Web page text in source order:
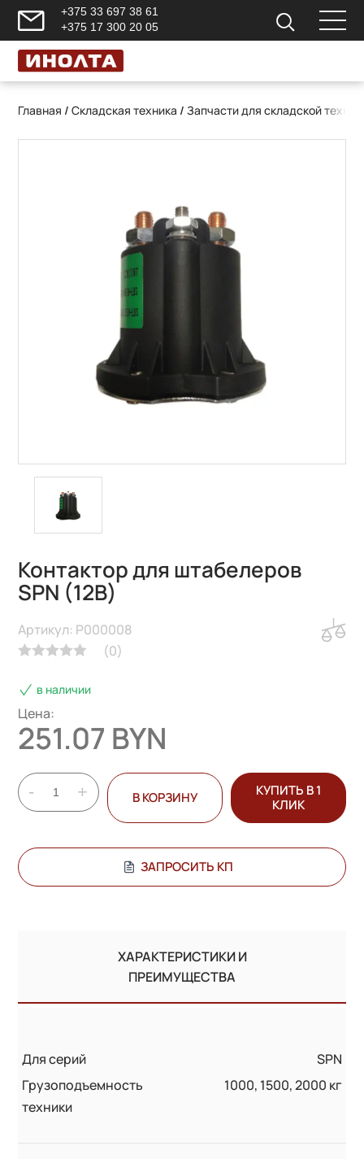
+375 33 697 38 61
+375 17 300 20 05
Главная /Складская техника /Запчасти для складской
Контактор для штабелеров
SPN (12В)
(0)
Артикул: P000008
в наличии
Цена:
251.07 BYN
- + В КОРЗИНУ
КУПИТЬ В 1
КЛИК
ЗАПРОСИТЬ КП
ХАРАКТЕРИСТИКИ И
ПРЕИМУЩЕСТВА
Для серий
SPN
Грузоподъемность
техники
1000, 1500, 2000 кг